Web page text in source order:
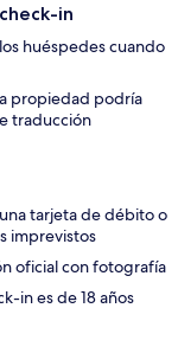
in
huéspedes cuando
propiedad podría
traducción
tarjeta de débito o
imprevistos
oficial con fotografía
in es de 18 años